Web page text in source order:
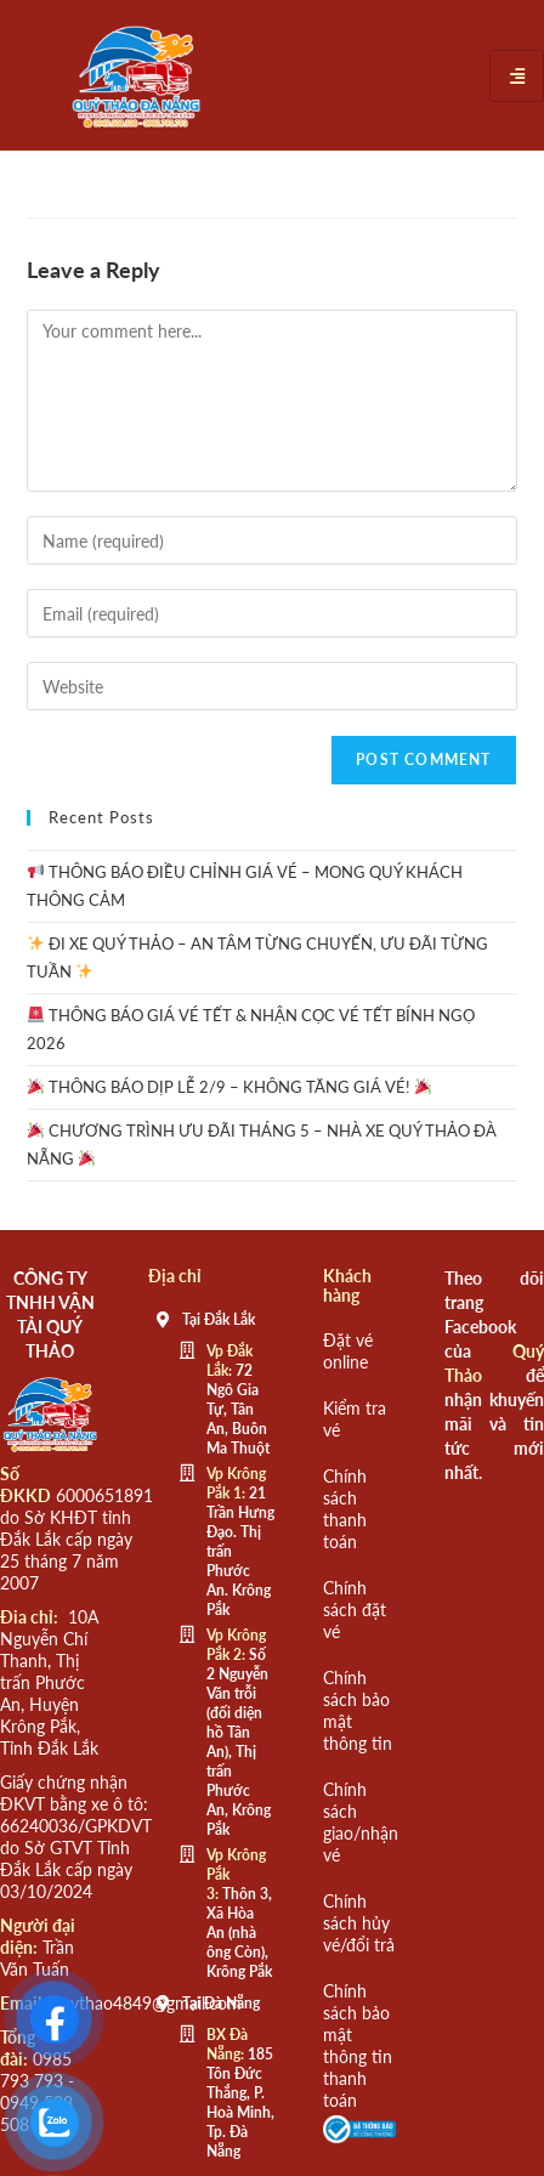
Leave a Reply
Recent Posts
THÔNG BÁO ĐIỀU CHỈNH GIÁ VÉ – MONG QUÝ KHÁCH
THÔNG CẢM
ĐI XE QUÝ THẢO – AN TÂM TỪNG CHUYẾN, ƯU ĐÃI TỪNG
TUẦN
THÔNG BÁO GIÁ VÉ TẾT & NHẬN CỌC VÉ TẾT BÍNH NGỌ
2026
THÔNG BÁO DỊP LỄ 2/9 – KHÔNG TĂNG GIÁ VÉ!
CHƯƠNG TRÌNH ƯU ĐÃI THÁNG 5 – NHÀ XE QUÝ THẢO ĐÀ
NẴNG
CÔNG TY
TNHH VẬN
TẢI QUÝ
THẢO
Số
ĐKKD 6000651891
do Sở KHĐT tỉnh
Đắk Lắk cấp ngày
25 tháng 7 năm
2007
Đia chỉ: 10A
Nguyễn Chí
Thanh, Thị
trấn Phước
An, Huyện
Krông Pắk,
Tỉnh Đắk Lắk
Giấy chứng nhận
ĐKVT bằng xe ô tô:
66240036/GPKDVT
do Sở GTVT Tỉnh
Đắk Lắk cấp ngày
03/10/2024
Người đại
diện: Trần
Văn Tuấn
Email: quythao4849@gmail.com
Tổng
đài:0985
793 793 -
0949 508
508
Địa chỉ
Tại Đắk Lắk
Vp Đắk
Lắk:72
Ngô Gia
Tự, Tân
An, Buôn
Ma Thuột
Vp Krông
Pắk 1:21
Trần Hưng
Đạo. Thị
trấn
Phước
An. Krông
Pắk
Vp Krông
Pắk 2:Số
2 Nguyễn
Văn trỗi
(đối diện
hồ Tân
An), Thị
trấn
Phước
An, Krông
Pắk
Vp Krông
Pắk
3:Thôn 3,
Xã Hòa
An (nhà
ông Còn),
Krông Pắk
Tại Đà Nẵng
BX Đà
Nẵng:185
Tôn Đức
Thắng, P.
Hoà Minh,
Tp. Đà
Nẵng
Khách
hàng
Đặt vé
online
Kiểm tra
vé
Chính
sách
thanh
toán
Chính
sách đặt
vé
Chính
sách bảo
mật
thông tin
Chính
sách
giao/nhận
vé
Chính
sách hủy
vé/đổi trả
Chính
sách bảo
mật
thông tin
thanh
toán
Theo dõi
trang
Facebook
của Quý
Thảođể
nhận khuyến
mãi và tin
tức mới
nhất.